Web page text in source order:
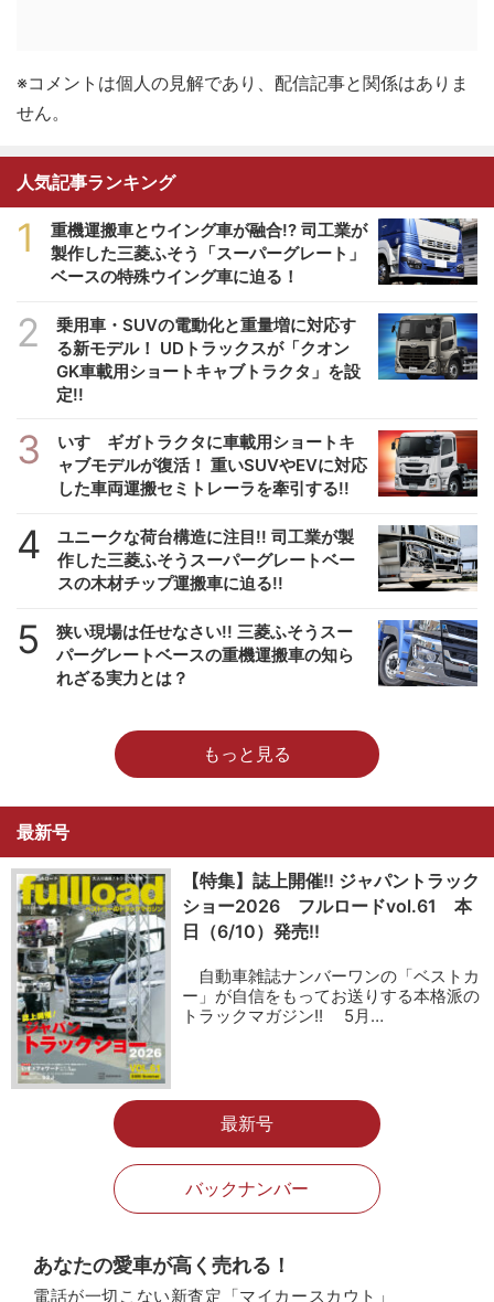
※コメントは個人の見解であり、配信記事と関係はありま
せん。
人気記事ランキング
1
重機運搬車とウイング車が融合!? 司工業が
製作した三菱ふそう「スーパーグレート」
ベースの特殊ウイング車に迫る！
2
乗用車・SUVの電動化と重量増に対応す
る新モデル！ UDトラックスが「クオン
GK車載用ショートキャブトラクタ」を設
定!!
3
いすゞギガトラクタに車載用ショートキ
ャブモデルが復活！ 重いSUVやEVに対応
した車両運搬セミトレーラを牽引する!!
4
ユニークな荷台構造に注目!! 司工業が製
作した三菱ふそうスーパーグレートベー
スの木材チップ運搬車に迫る!!
5
狭い現場は任せなさい!! 三菱ふそうスー
パーグレートベースの重機運搬車の知ら
れざる実力とは？
もっと見る
最新号
【特集】誌上開催!! ジャパントラック
ショー2026 フルロードvol.61 本
日（6/10）発売!!
自動車雑誌ナンバーワンの「ベストカ
ー」が自信をもってお送りする本格派の
トラックマガジン!! 5月…
最新号
バックナンバー
あなたの愛車が高く売れる！
電話が一切こない新査定「マイカースカウト」